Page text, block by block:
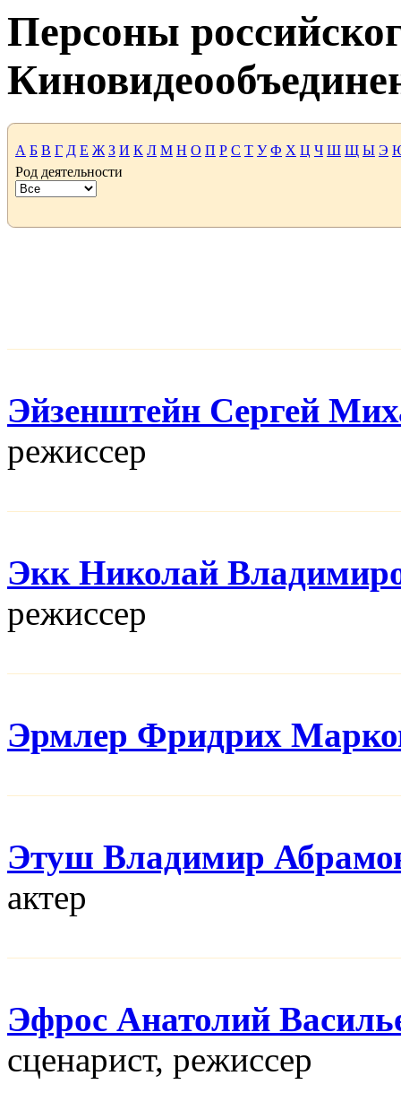
Персоны
А Б В Г Д Е Ж З И К Л М Н О П Р С Т У Ф Х Ц Ч Ш Щ Ы Э
Род деятельности
Эйзенштейн Сергей
режисcер
Экк Николай
режисcер
Эрмлер Фридрих
Этуш Владимир
актер
Эфрос Анатолий
сценарист, режисcер